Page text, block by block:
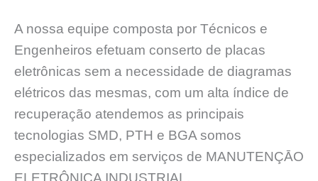
A nossa equipe composta por Técnicos e
Engenheiros efetuam conserto de placas
eletrônicas sem a necessidade de diagramas
elétricos das mesmas, com um alta índice de
recuperação atendemos as principais
tecnologias SMD, PTH e BGA somos
especializados em serviços de MANUTENÇĀO
ELETRÔNICA INDUSTRIAL.